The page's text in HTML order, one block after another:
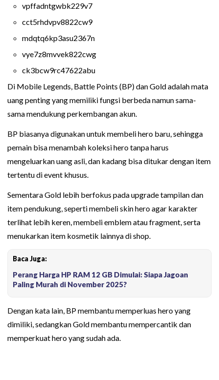
vpffadntgwbk229v7
cct5rhdvpv8822cw9
mdqtq6kp3asu2367n
vye7z8mvvek822cwg
ck3bcw9rc47622abu
Di Mobile Legends, Battle Points (BP) dan Gold adalah mata
uang penting yang memiliki fungsi berbeda namun sama-
sama mendukung perkembangan akun.
BP biasanya digunakan untuk membeli hero baru, sehingga
pemain bisa menambah koleksi hero tanpa harus
mengeluarkan uang asli, dan kadang bisa ditukar dengan item
tertentu di event khusus.
Sementara Gold lebih berfokus pada upgrade tampilan dan
item pendukung, seperti membeli skin hero agar karakter
terlihat lebih keren, membeli emblem atau fragment, serta
menukarkan item kosmetik lainnya di shop.
Baca Juga:
Perang Harga HP RAM 12 GB Dimulai: Siapa Jagoan
Paling Murah di November 2025?
Dengan kata lain, BP membantu memperluas hero yang
dimiliki, sedangkan Gold membantu mempercantik dan
memperkuat hero yang sudah ada.